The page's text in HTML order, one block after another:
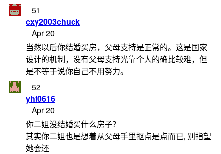
51
cxy2003chuck
Apr 20
当然以后你结婚买房，父母支持是正常的。这是国家
设计的机制，没有父母支持光靠个人的确比较难，但
是不等于说你自己不用努力。
52
yht0616
Apr 20
你二姐没结婚买什么房子？
其实你二姐也是想着从父母手里抠点是点而已, 别指望
她会还